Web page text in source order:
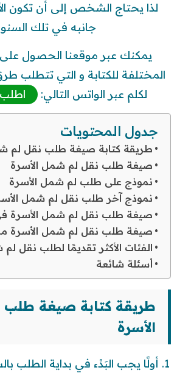
لذا يحتاج الشخص إلى أن تكون
جانبه في تلك
يمكنك عبر موقعنا الحصول
المختلفة للكتابة و التي تتطلب
لكلم عبر الواتس التالي:
جدول المحتويات
طريقة كتابة صيغة طلب نقل لم
صيغة طلب نقل لم شمل الأسرة
نموذج على طلب لم شمل الأسرة
نموذج آخر طلب نقل لم شمل
صيغة طلب نقل لم شمل الأسرة
صيغة طلب نقل لم شمل الأسرة
الفئات الأكثر تقديمًا لطلب نقل
أسئلة شائعة
طريقة كتابة صيغة
الأسرة
أولًا يجب البَدْء في بداية الطلب